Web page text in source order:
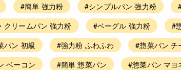
#簡単 強力粉 #シンプルパン 強力粉
クリームパン 強力粉 #ベーグル 強力粉 #
パン 初級 #強力粉 ふわふわ #惣菜パン チ
ベーコン #簡単 惣菜パン #惣菜パン マヨ